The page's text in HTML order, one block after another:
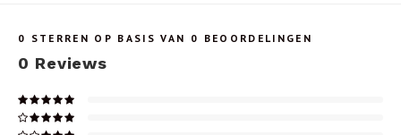
0 STERREN OP BASIS VAN 0 BEOORDELINGEN
0 Reviews